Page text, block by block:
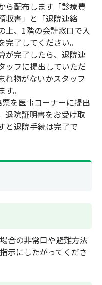
ら配布します「診療費
収書」と「退院連絡
上、1階の会計窓口で入
完了してください。
が完了したら、退院連
ッフに提出していただ
れ物がないかスタッフ
。
を医事コーナーに提出
退院証明書をお受け取
と退院手続は完了で
合の非常口や避難方法
示にしたがってくださ